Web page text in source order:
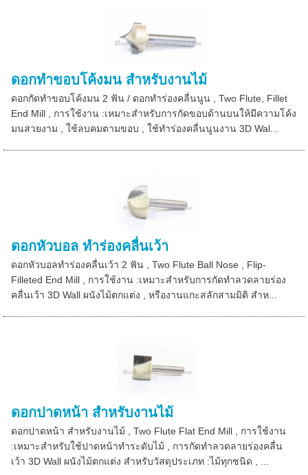
ดอกทำขอบโค้งมน สำหรับงานไม้
ดอกกัดทำขอบโค้งมน 2 ฟัน / ดอกทำร่องคลื่นนูน , Two Flute, Fillet
End Mill , การใช้งาน :เหมาะสำหรับการกัดขอบด้านบนให้มีความโค้ง
มนสวยงาม , ใช้ลบคมตามขอบ , ใช้ทำร่องคลื่นนูนงาน 3D Wal...
ดอกหัวบอล ทำร่องคลื่นเว้า
ดอกหัวบอลทำร่องคลื่นเว้า 2 ฟัน , Two Flute Ball Nose , Flip-
Filleted End Mill , การใช้งาน :เหมาะสำหรับการกัดทำลวดลายร่อง
คลื่นเว้า 3D Wall ผนังไม้ตกแต่ง , หรืองานแกะสลักสามมิติ สำห...
ดอกปาดหน้า สำหรับงานไม้
ดอกปาดหน้า สำหรับงานไม้ , Two Flute Flat End Mill , การใช้งาน
:เหมาะสำหรับใช้ปาดหน้าทำระดับไม้ , การกัดทำลวดลายร่องคลื่น
เว้า 3D Wall ผนังไม้ตกแต่ง สำหรับวัสดุประเภท :ไม้ทุกชนิด , ...